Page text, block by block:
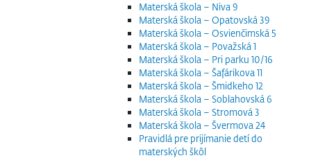
Materská škola – Niva 9
Materská škola – Opatovská 39
Materská škola – Osvienčimská 5
Materská škola – Považská 1
Materská škola – Pri parku 10/16
Materská škola – Šafárikova 11
Materská škola – Šmidkeho 12
Materská škola – Soblahovská 6
Materská škola – Stromová 3
Materská škola – Švermova 24
Pravidlá pre prijímanie detí do
materských škôl